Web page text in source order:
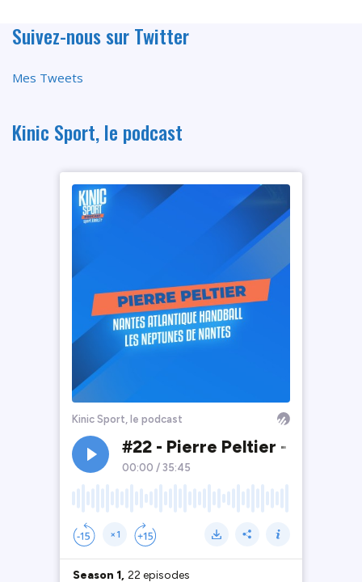
Suivez-nous sur Twitter
Mes Tweets
Kinic Sport, le podcast